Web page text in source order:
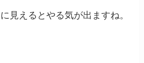
見えるとやる気が出ますね。